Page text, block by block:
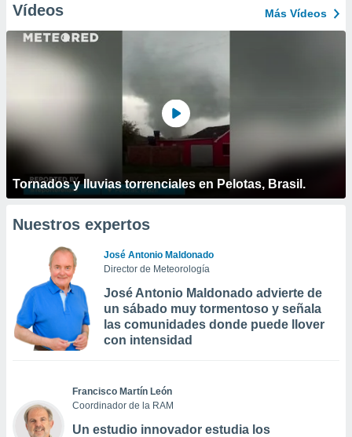
Vídeos Más Vídeos
Tornados y lluvias torrenciales en Pelotas, Brasil.
Nuestros expertos
José Antonio Maldonado
Director de Meteorología
José Antonio Maldonado advierte de
un sábado muy tormentoso y señala
las comunidades donde puede llover
con intensidad
Francisco Martín León
Coordinador de la RAM
Un estudio innovador estudia los